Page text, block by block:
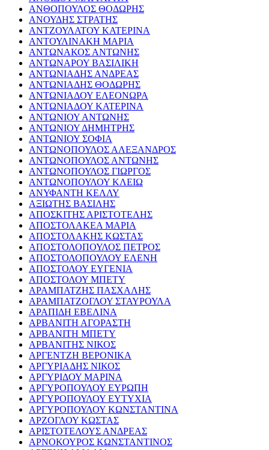
ΑΝΘΟΠΟΥΛΟΣ ΘΟΔΩΡΗΣ
ΑΝΟΥΔΗΣ ΣΤΡΑΤΗΣ
ΑΝΤΖΟΥΛΑΤΟΥ ΚΑΤΕΡΙΝΑ
ΑΝΤΟΥΛΙΝΑΚΗ ΜΑΡΙΑ
ΑΝΤΩΝΑΚΟΣ ΑΝΤΩΝΗΣ
ΑΝΤΩΝΑΡΟΥ ΒΑΣΙΛΙΚΗ
ΑΝΤΩΝΙΑΔΗΣ ΑΝΔΡΕΑΣ
ΑΝΤΩΝΙΑΔΗΣ ΘΟΔΩΡΗΣ
ΑΝΤΩΝΙΑΔΟΥ ΕΛΕΟΝΩΡΑ
ΑΝΤΩΝΙΑΔΟΥ ΚΑΤΕΡΙΝΑ
ΑΝΤΩΝΙΟΥ ΑΝΤΩΝΗΣ
ΑΝΤΩΝΙΟΥ ΔΗΜΗΤΡΗΣ
ΑΝΤΩΝΙΟΥ ΣΟΦΙΑ
ΑΝΤΩΝΟΠΟΥΛΟΣ ΑΛΕΞΑΝΔΡΟΣ
ΑΝΤΩΝΟΠΟΥΛΟΣ ΑΝΤΩΝΗΣ
ΑΝΤΩΝΟΠΟΥΛΟΣ ΓΙΩΡΓΟΣ
ΑΝΤΩΝΟΠΟΥΛΟΥ ΚΛΕΙΩ
ΑΝΥΦΑΝΤΗ ΚΕΛΛΥ
ΑΞΙΩΤΗΣ ΒΑΣΙΛΗΣ
ΑΠΟΣΚΙΤΗΣ ΑΡΙΣΤΟΤΕΛΗΣ
ΑΠΟΣΤΟΛΑΚΕΑ ΜΑΡΙΑ
ΑΠΟΣΤΟΛΑΚΗΣ ΚΩΣΤΑΣ
ΑΠΟΣΤΟΛΟΠΟΥΛΟΣ ΠΕΤΡΟΣ
ΑΠΟΣΤΟΛΟΠΟΥΛΟΥ ΕΛΕΝΗ
ΑΠΟΣΤΟΛΟΥ ΕΥΓΕΝΙΑ
ΑΠΟΣΤΟΛΟΥ ΜΠΕΤΥ
ΑΡΑΜΠΑΤΖΗΣ ΠΑΣΧΑΛΗΣ
ΑΡΑΜΠΑΤΖΟΓΛΟΥ ΣΤΑΥΡΟΥΛΑ
ΑΡΑΠΙΔΗ ΕΒΕΛΙΝΑ
ΑΡΒΑΝΙΤΗ ΑΓΟΡΑΣΤΗ
ΑΡΒΑΝΙΤΗ ΜΠΕΤΥ
ΑΡΒΑΝΙΤΗΣ ΝΙΚΟΣ
ΑΡΓΕΝΤΖΗ ΒΕΡΟΝΙΚΑ
ΑΡΓΥΡΙΑΔΗΣ ΝΙΚΟΣ
ΑΡΓΥΡΙΔΟΥ ΜΑΡΙΝΑ
ΑΡΓΥΡΟΠΟΥΛΟΥ ΕΥΡΩΠΗ
ΑΡΓΥΡΟΠΟΥΛΟΥ ΕΥΤΥΧΙΑ
ΑΡΓΥΡΟΠΟΥΛΟΥ ΚΩΝΣΤΑΝΤΙΝΑ
ΑΡΖΟΓΛΟΥ ΚΩΣΤΑΣ
ΑΡΙΣΤΟΤΕΛΟΥΣ ΑΝΔΡΕΑΣ
ΑΡΝΟΚΟΥΡΟΣ ΚΩΝΣΤΑΝΤΙΝΟΣ